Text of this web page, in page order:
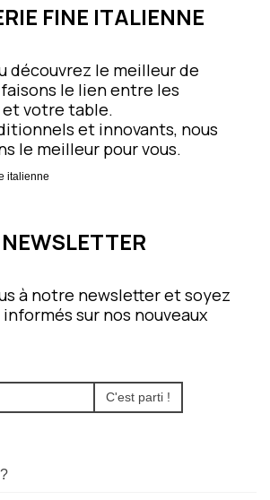
FINE ITALIENNE
découvrez le meilleur de
le lien entre les
votre table.
et innovants, nous
le meilleur pour vous.
NEWSLETTER
à notre newsletter et soyez
sur nos nouveaux
C'est parti !